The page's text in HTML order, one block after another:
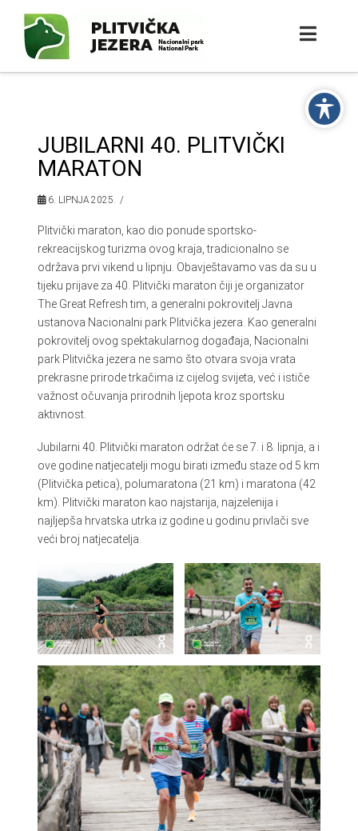
JUBILARNI 40. PLITVIČKI
MARATON
6. LIPNJA 2025.
Plitvički maraton, kao dio ponude sportsko-
rekreacijskog turizma ovog kraja, tradicionalno se
održava prvi vikend u lipnju. Obavještavamo vas da su u
tijeku prijave za 40. Plitvički maraton čiji je organizator
The Great Refresh tim, a generalni pokrovitelj Javna
ustanova Nacionalni park Plitvička jezera. Kao generalni
pokrovitelj ovog spektakularnog događaja, Nacionalni
park Plitvička jezera ne samo što otvara svoja vrata
prekrasne prirode trkačima iz cijelog svijeta, već i ističe
važnost očuvanja prirodnih ljepota kroz sportsku
aktivnost.
Jubilarni 40. Plitvički maraton održat će se 7. i 8. lipnja, a i
ove godine natjecatelji mogu birati između staze od 5 km
(Plitvička petica), polumaratona (21 km) i maratona (42
km). Plitvički maraton kao najstarija, najzelenija i
najljepša hrvatska utrka iz godine u godinu privlači sve
veći broj natjecatelja.